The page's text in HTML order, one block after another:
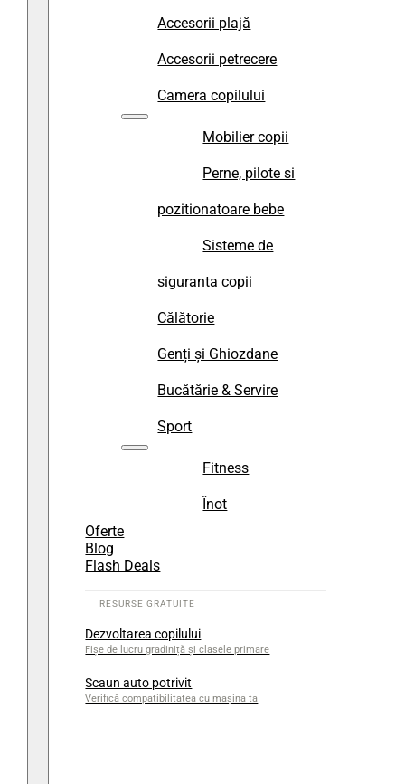
Accesorii plajă
Accesorii petrecere
Camera copilului
Mobilier copii
Perne, pilote si
pozitionatoare bebe
Sisteme de
siguranta copii
Călătorie
Genți și Ghiozdane
Bucătărie & Servire
Sport
Fitness
Înot
Oferte
Blog
Flash Deals
Dezvoltarea copilului
Fișe de lucru gradiniță și clasele primare
Scaun auto potrivit
Verifică compatibilitatea cu mașina ta